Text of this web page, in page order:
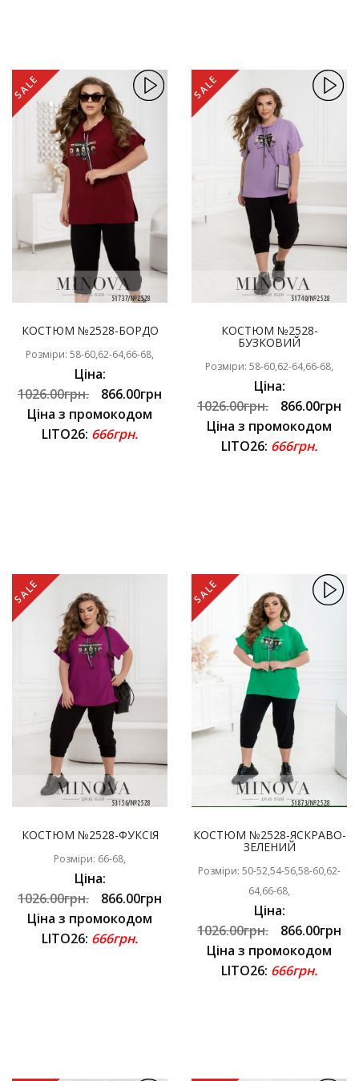
SALE
КОСТЮМ №2528-БОРДО
Розміри: 58-60,62-64,66-68,
Ціна:
1026.00грн.
866.00грн
Ціна з промокодом
LITO26: 666грн.
SALE
КОСТЮМ №2528-
БУЗКОВИЙ
Розміри: 58-60,62-64,66-68,
Ціна:
1026.00грн.
866.00грн
Ціна з промокодом
LITO26: 666грн.
SALE
КОСТЮМ №2528-ФУКСІЯ
Розміри: 66-68,
Ціна:
1026.00грн.
866.00грн
Ціна з промокодом
LITO26: 666грн.
SALE
КОСТЮМ №2528-ЯСКРАВО-
ЗЕЛЕНИЙ
Розміри: 50-52,54-56,58-60,62-
64,66-68,
Ціна:
1026.00грн.
866.00грн
Ціна з промокодом
LITO26: 666грн.